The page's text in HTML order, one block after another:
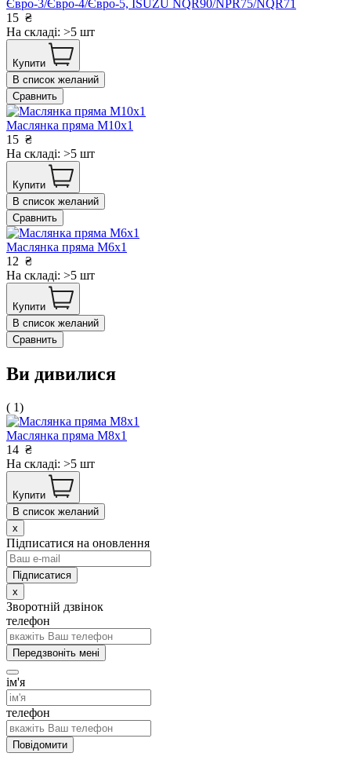
Євро-3/Євро-4/Євро-5, ISUZU NQR90/NPR75/NQR71
15 ₴
На складі: >5 шт
Купити
В список желаний
Сравнить
Маслянка пряма М10х1
15 ₴
На складі: >5 шт
Купити
В список желаний
Сравнить
Маслянка пряма М6х1
12 ₴
На складі: >5 шт
Купити
В список желаний
Сравнить
Ви дивилися
( 1)
Маслянка пряма М8х1
14 ₴
На складі: >5 шт
Купити
В список желаний
x
Підписатися на оновлення
x
Зворотній дзвінок
телефон
Передзвоніть мені
ім'я
телефон
Повідомити